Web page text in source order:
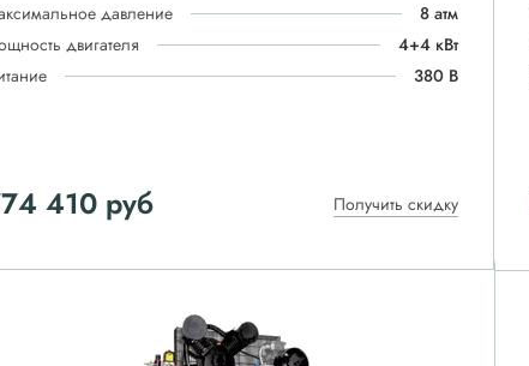
давление
8 атм
двигателя
4+4 кВт
380 В
410 руб Получить скидку